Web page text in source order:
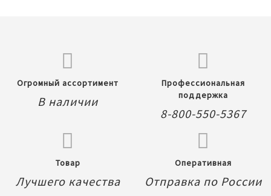
Огромный ассортимент
В наличии
Профессиональная
поддержка
8-800-550-5367
Товар
Лучшего качества
Оперативная
Отправка по России